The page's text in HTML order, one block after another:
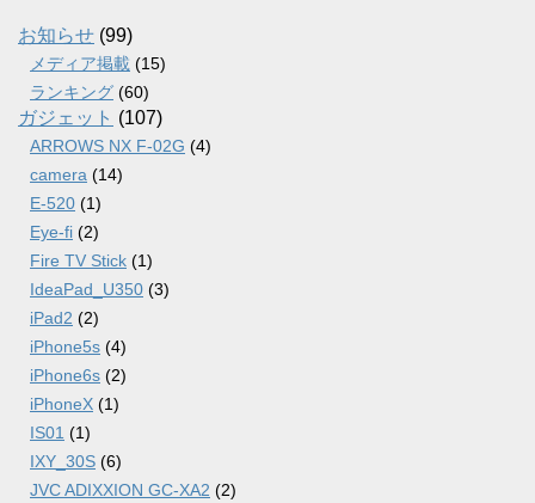
ブ
お知らせ (99)
メディア掲載 (15)
ランキング (60)
ガジェット (107)
ARROWS NX F-02G (4)
camera (14)
E-520 (1)
Eye-fi (2)
Fire TV Stick (1)
IdeaPad_U350 (3)
iPad2 (2)
iPhone5s (4)
iPhone6s (2)
iPhoneX (1)
IS01 (1)
IXY_30S (6)
JVC ADIXXION GC-XA2 (2)